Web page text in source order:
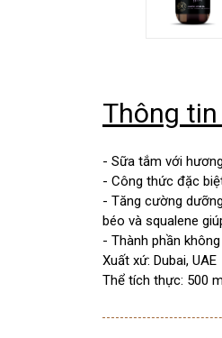
Thông
- Sữa tắm với
- Công thức đặc
- Tăng cường
béo và squalene
- Thành phần
Xuất xứ: Dubai, UAE
Thể tích thực: 500